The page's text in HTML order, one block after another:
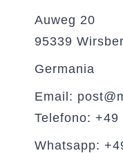
Auweg 20
95339
Germania
Email:
Telefono:
Whatsapp: